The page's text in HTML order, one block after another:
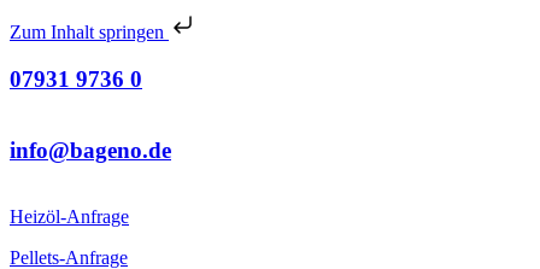
Zum Inhalt springen
07931 9736 0
info@bageno.de
Heizöl-Anfrage
Pellets-Anfrage